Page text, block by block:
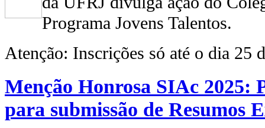
Programa Jovens Talentos.
Atenção: Inscrições só até o dia 25
Menção Honrosa SIAc 2025:
para submissão de Resumos